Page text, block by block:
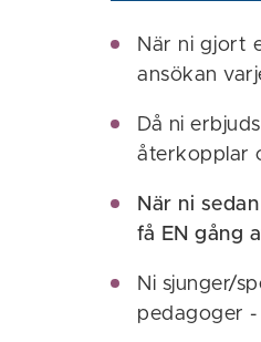
När ni gjort
ansökan
Då ni
återkopplar
När ni
få EN gång
Ni sjunger/
pedagoger -